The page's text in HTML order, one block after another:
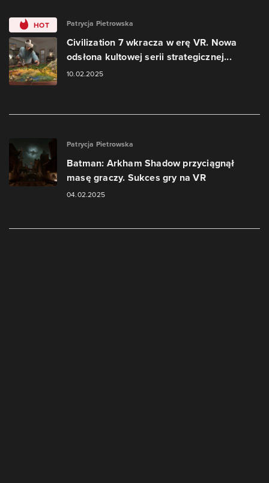
HOT Patrycja Pietrowska
Civilization 7 wkracza w erę VR. Nowa
odsłona kultowej serii strategicznej...
10.02.2025
Patrycja Pietrowska
Batman: Arkham Shadow przyciągnął
masę graczy. Sukces gry na VR
04.02.2025